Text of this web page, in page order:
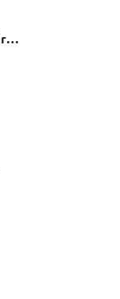
Tululum Lněná prostírání přírodní 2 ks